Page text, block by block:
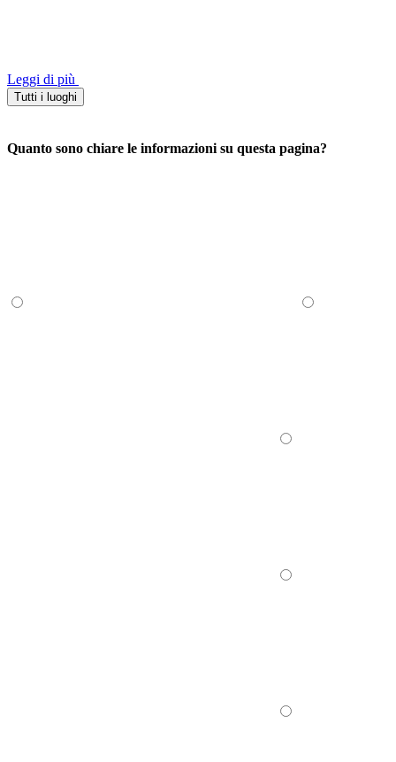
Leggi di più
Tutti i luoghi
Quanto sono chiare le informazioni su questa pagina?